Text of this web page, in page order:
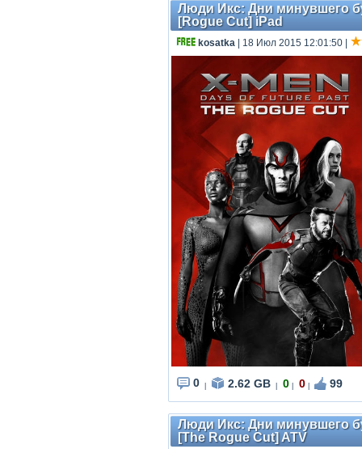
Люди Икс: Дни минувшего
[Rogue Cut] iPad
kosatka | 18 Июл 2015 12:01:50
0 2.62 GB 0 0 99
Люди Икс: Дни минувшего
[The Rogue Cut] ATV